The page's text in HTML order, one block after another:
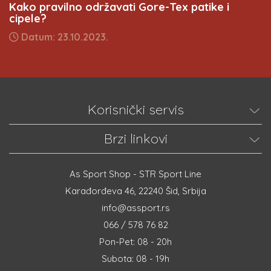
Kako pravilno održavati Gore-Tex patike i
cipele?
Datum: 23.10.2023.
Korisnički servis
Brzi linkovi
As Sport Shop - STR Sport Line
Karađorđeva 46, 22240 Šid, Srbija
info@assport.rs
066 / 578 76 82
Pon-Pet: 08 - 20h
Subota: 08 - 19h